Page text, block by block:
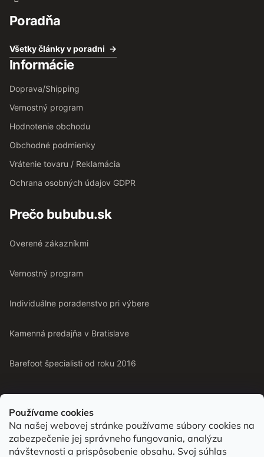
Používame cookies
Na našej webovej stránke používame súbory cookies na
zabezpečenie jej správneho fungovania, analýzu
návštevnosti a prispôsobenie obsahu. Svoj súhlas
Poradňa
Všetky články v poradni
Informácie
Doprava/Shipping
Vernostný program
Hodnotenie obchodu
Obchodné podmienky
Vrátenie tovaru / Reklamácia
Ochrana osobných údajov GDPR
Prečo bububu.sk
Overené zákazníkmi
Vernostný program
Individuálne poradenstvo pri výbere
Kamenná predajňa v Bratislave
Barefoot špecialisti od roku 2016
Od roku 2016 pomáhame vyberať barefoot topánky podľa
chodidla. Nájdete nás aj v predajni v Bratislave.